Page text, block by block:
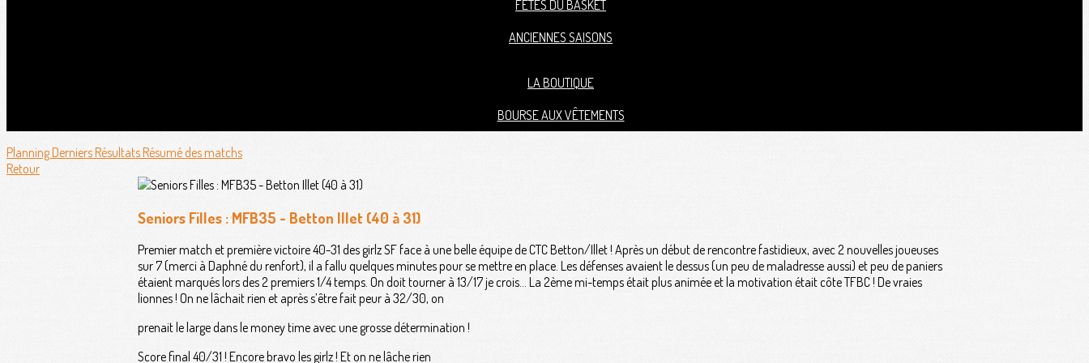
FÊTES DU BASKET
ANCIENNES SAISONS
LA BOUTIQUE
BOURSE AUX VÊTEMENTS
PlanningDerniers RésultatsRésumé des matchs
Retour
Seniors Filles : MFB35 - Betton Illet (40 à 31)
Premier match et première victoire 40-31 des girlz SF face à une belle équipe de CTC Betton/Illet ! Après un début de rencontre fastidieux, avec 2 nouvelles joueuses
sur 7 (merci à Daphné du renfort), il a fallu quelques minutes pour se mettre en place. Les défenses avaient le dessus (un peu de maladresse aussi) et peu de paniers
étaient marqués lors des 2 premiers 1/4 temps. On doit tourner à 13/17 je crois... La 2ème mi-temps était plus animée et la motivation était côte TFBC ! De vraies
lionnes ! On ne lâchait rien et après s’être fait peur à 32/30, on
prenait le large dans le money time avec une grosse détermination !
Score final 40/31 ! Encore bravo les girlz ! Et on ne lâche rien